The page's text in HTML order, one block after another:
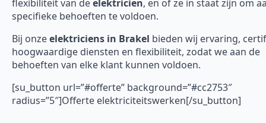
flexibiliteit van deelektricien, en of ze in staat zijn om
specifieke behoeften te voldoen.
Bij onzeelektriciens in Brakel bieden wij ervaring,
hoogwaardige diensten en flexibiliteit, zodat we aan de
behoeften van elke klant kunnen voldoen.
[su_button url=”#offerte” background=”#cc2753″
radius=”5″]Offerte elektriciteitswerken[/su_button]